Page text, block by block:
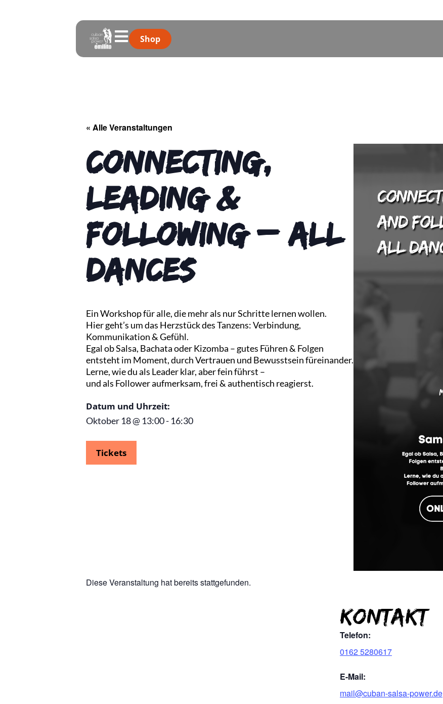
Shop
« Alle Veranstaltungen
Connecting,
Leading &
Following – All
Dances
Ein Workshop für alle, die mehr als nur Schritte lernen wollen.
Hier geht’s um das Herzstück des Tanzens: Verbindung,
Kommunikation & Gefühl.
Egal ob Salsa, Bachata oder Kizomba – gutes Führen & Folgen
entsteht im Moment, durch Vertrauen und Bewusstsein füreinander.
Lerne, wie du als Leader klar, aber fein führst –
und als Follower aufmerksam, frei & authentisch reagierst.
Datum und Uhrzeit:
Oktober 18@ 13:00- 16:30
Tickets
Diese Veranstaltung hat bereits stattgefunden.
Kontakt
Telefon:
0162 5280617
E-Mail:
mail@cuban-salsa-power.de